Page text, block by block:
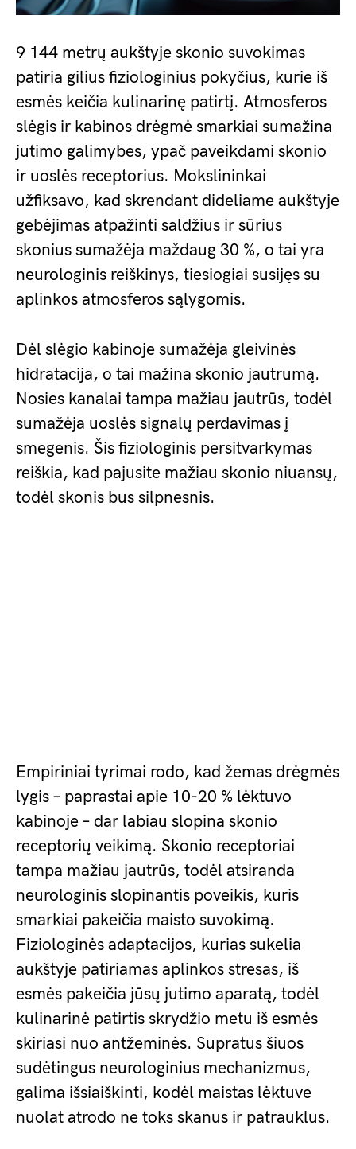
9 144 metrų aukštyje skonio suvokimas
patiria gilius fiziologinius pokyčius, kurie iš
esmės keičia kulinarinę patirtį. Atmosferos
slėgis ir kabinos drėgmė smarkiai sumažina
jutimo galimybes, ypač paveikdami skonio
ir uoslės receptorius. Mokslininkai
užfiksavo, kad skrendant dideliame aukštyje
gebėjimas atpažinti saldžius ir sūrius
skonius sumažėja maždaug 30 %, o tai yra
neurologinis reiškinys, tiesiogiai susijęs su
aplinkos atmosferos sąlygomis.
Dėl slėgio kabinoje sumažėja gleivinės
hidratacija, o tai mažina skonio jautrumą.
Nosies kanalai tampa mažiau jautrūs, todėl
sumažėja uoslės signalų perdavimas į
smegenis. Šis fiziologinis persitvarkymas
reiškia, kad pajusite mažiau skonio niuansų,
todėl skonis bus silpnesnis.
Empiriniai tyrimai rodo, kad žemas drėgmės
lygis – paprastai apie 10-20 % lėktuvo
kabinoje – dar labiau slopina skonio
receptorių veikimą. Skonio receptoriai
tampa mažiau jautrūs, todėl atsiranda
neurologinis slopinantis poveikis, kuris
smarkiai pakeičia maisto suvokimą.
Fiziologinės adaptacijos, kurias sukelia
aukštyje patiriamas aplinkos stresas, iš
esmės pakeičia jūsų jutimo aparatą, todėl
kulinarinė patirtis skrydžio metu iš esmės
skiriasi nuo antžeminės. Supratus šiuos
sudėtingus neurologinius mechanizmus,
galima išsiaiškinti, kodėl maistas lėktuve
nuolat atrodo ne toks skanus ir patrauklus.